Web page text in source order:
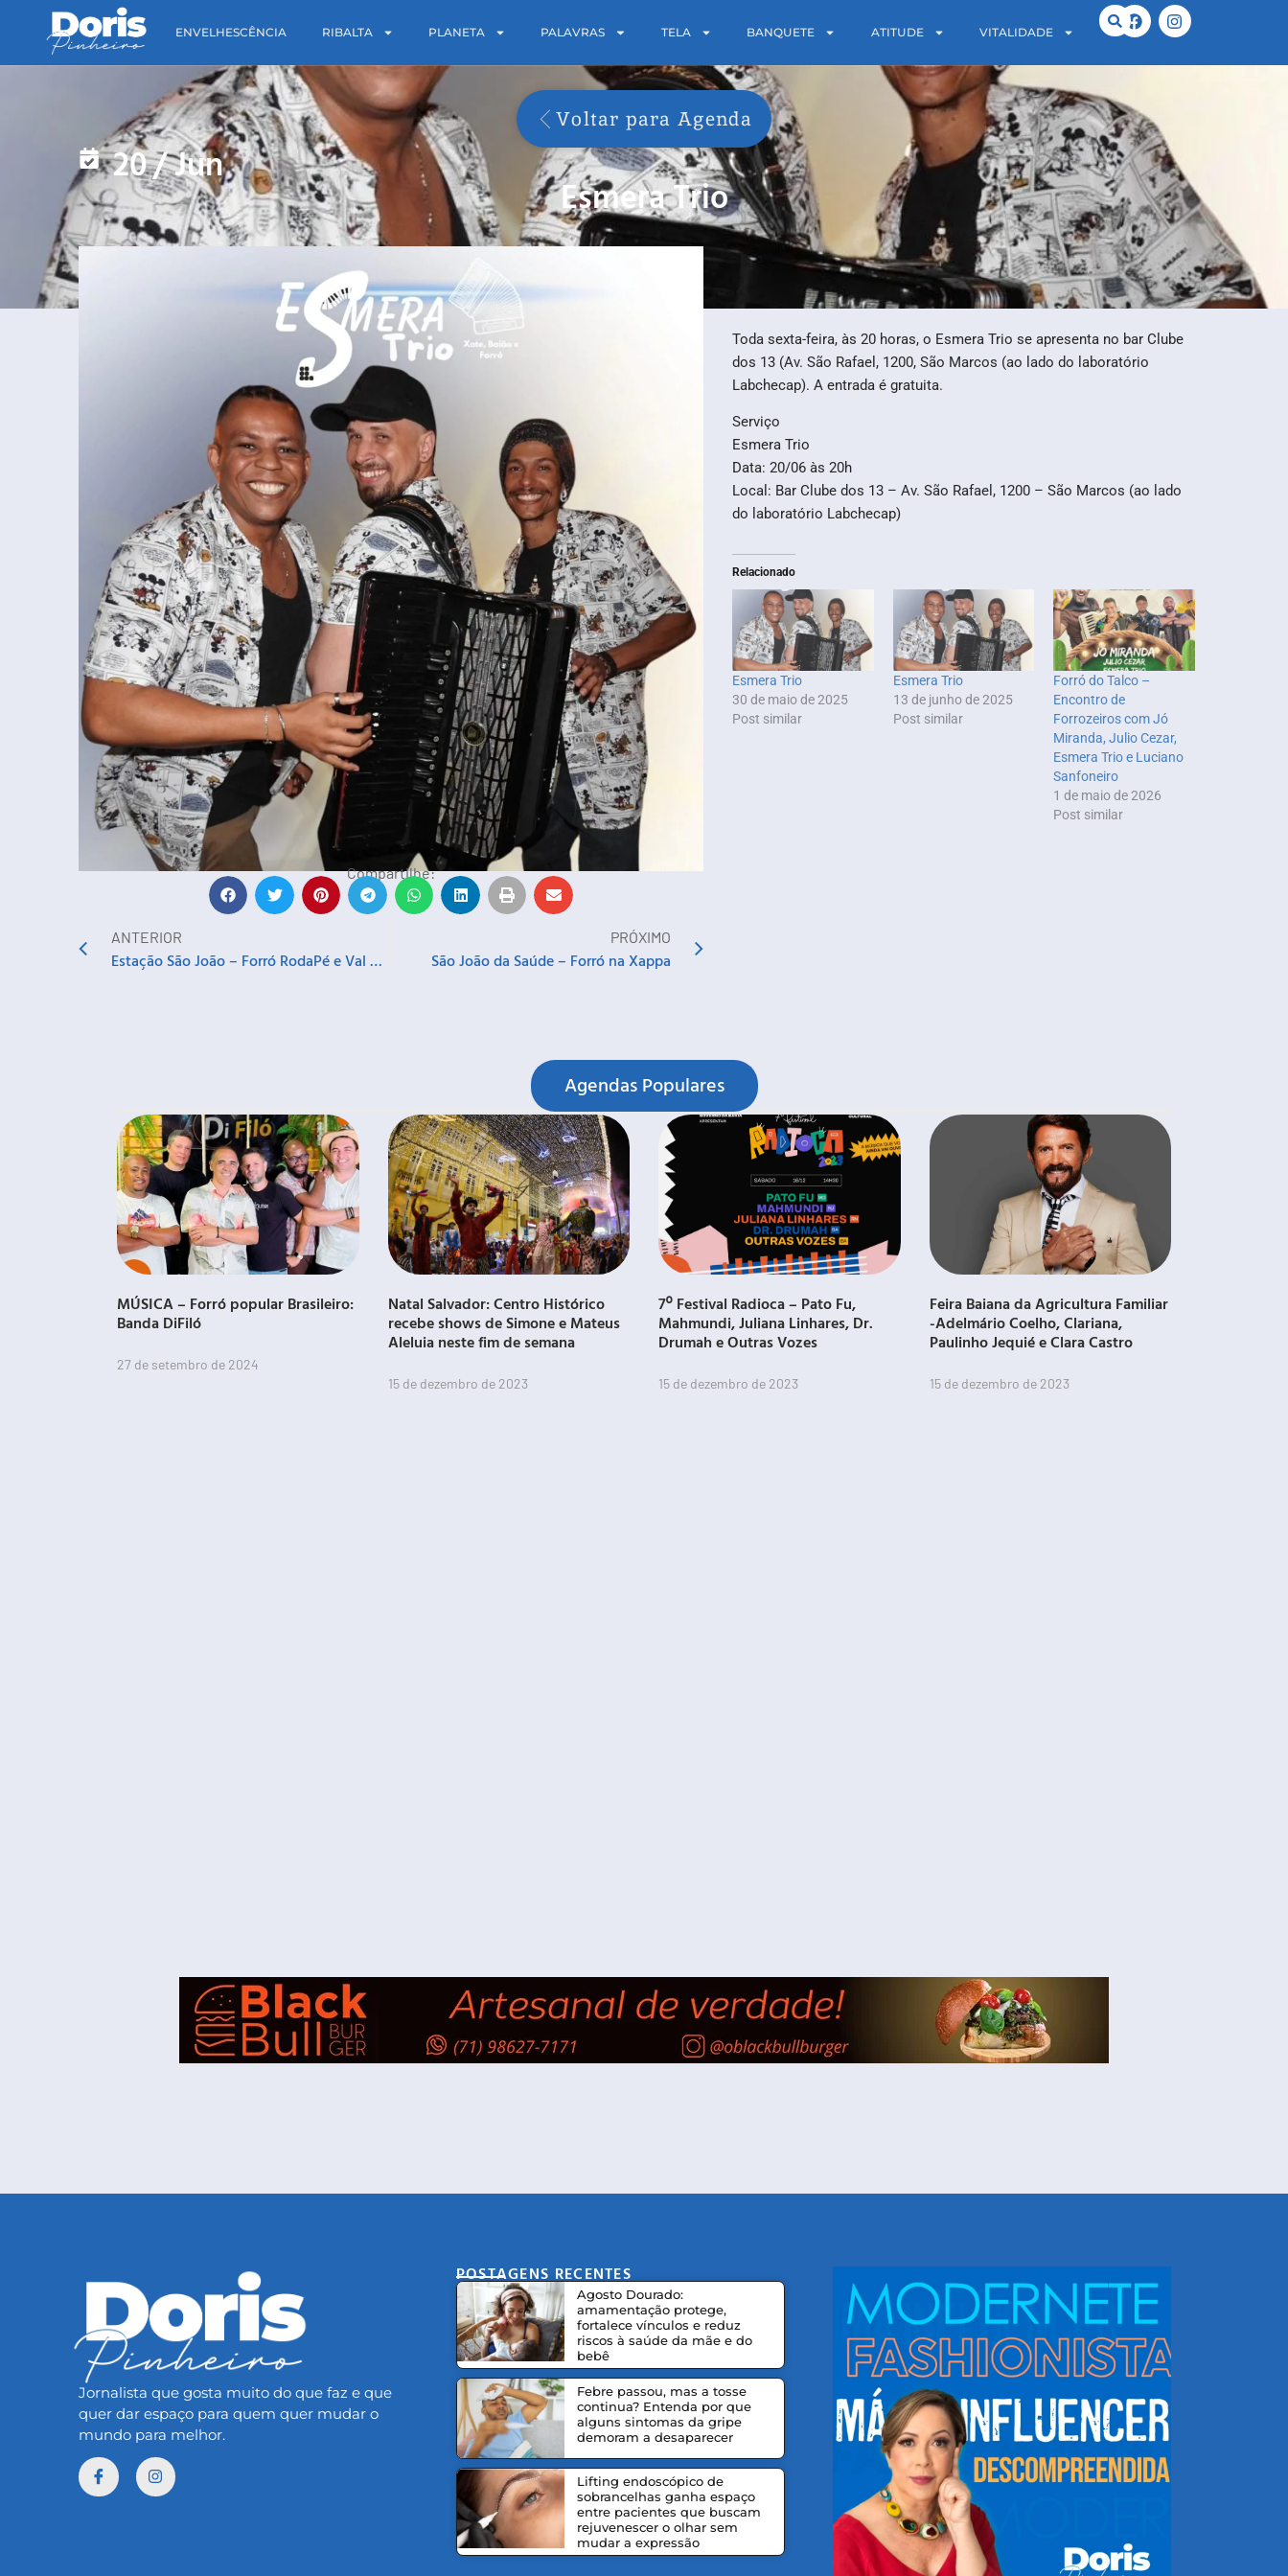
ENVELHESCÊNCIA RIBALTA PLANETA PALAVRAS TELA BANQUETE ATITUDE VITALIDADE
Voltar para Agenda
20/Jun
Esmera Trio
Compartilhe:
ANTERIOR
Estação São João – Forró RodaPé e Val Gonzaga
PRÓXIMO
São João da Saúde – Forró na Xappa
Toda sexta-feira, às 20 horas, o Esmera Trio se apresenta no bar Clube
dos 13 (Av. São Rafael, 1200, São Marcos (ao lado do laboratório
Labchecap). A entrada é gratuita.
Serviço
Esmera Trio
Data: 20/06 às 20h
Local: Bar Clube dos 13 – Av. São Rafael, 1200 – São Marcos (ao lado
do laboratório Labchecap)
Relacionado
Esmera Trio
30 de maio de 2025
Post similar
Esmera Trio
13 de junho de 2025
Post similar
Forró do Talco –
Encontro de
Forrozeiros com Jó
Miranda, Julio Cezar,
Esmera Trio e Luciano
Sanfoneiro
1 de maio de 2026
Post similar
Agendas Populares
MÚSICA – Forró popular Brasileiro:
Banda DiFiló
27 de setembro de 2024
Natal Salvador: Centro Histórico
recebe shows de Simone e Mateus
Aleluia neste fim de semana
15 de dezembro de 2023
7º Festival Radioca – Pato Fu,
Mahmundi, Juliana Linhares, Dr.
Drumah e Outras Vozes
15 de dezembro de 2023
Feira Baiana da Agricultura Familiar
-Adelmário Coelho, Clariana,
Paulinho Jequié e Clara Castro
15 de dezembro de 2023
Jornalista que gosta muito do que faz e que
quer dar espaço para quem quer mudar o
mundo para melhor.
POSTAGENS RECENTES
Agosto Dourado:
amamentação protege,
fortalece vínculos e reduz
riscos à saúde da mãe e do
bebê
Febre passou, mas a tosse
continua? Entenda por que
alguns sintomas da gripe
demoram a desaparecer
Lifting endoscópico de
sobrancelhas ganha espaço
entre pacientes que buscam
rejuvenescer o olhar sem
mudar a expressão
CONHEÇA DORIS E EQUIPE